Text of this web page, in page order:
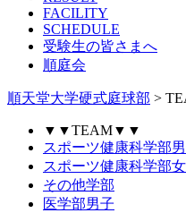
FACILITY
SCHEDULE
受験生の皆さまへ
順庭会
順天堂大学硬式庭球部 >
▼▼TEAM▼▼
スポーツ健康科学部
スポーツ健康科学部
その他学部
医学部男子